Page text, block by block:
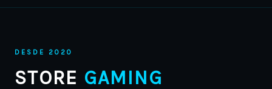
DESDE 2020
STORE GAMING